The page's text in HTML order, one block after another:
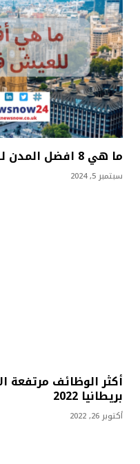
ما هي 8 افضل المدن للعيش في بريطانيا؟
سبتمبر 5, 2024
أكثر الوظائف
بريطانيا 2022
أكتوبر 26, 2022